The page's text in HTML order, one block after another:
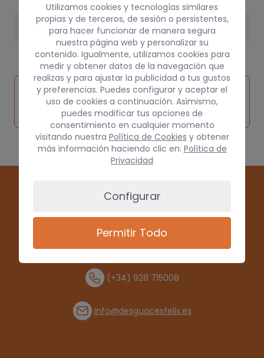
PESO
Inspeccionar
vehículo de
Solicitar
pieza
Consultar
por
(+34) 928 715008
info@desguacesfelix.es
Utilizamos cookies y tecnologías similares
propias y de terceros, de sesión o persistentes,
para hacer funcionar de manera segura
nuestra página web y personalizar su
contenido. Igualmente, utilizamos cookies para
medir y obtener datos de la navegación que
realizas y para ajustar la publicidad a tus gustos
y preferencias. Puedes configurar y aceptar el
uso de cookies a continuación. Asimismo,
puedes modificar tus opciones de
consentimiento en cualquier momento
visitando nuestra Política de Cookies y obtener
más información haciendo clic en: Política de
Privacidad
Configurar
Permitir Todo